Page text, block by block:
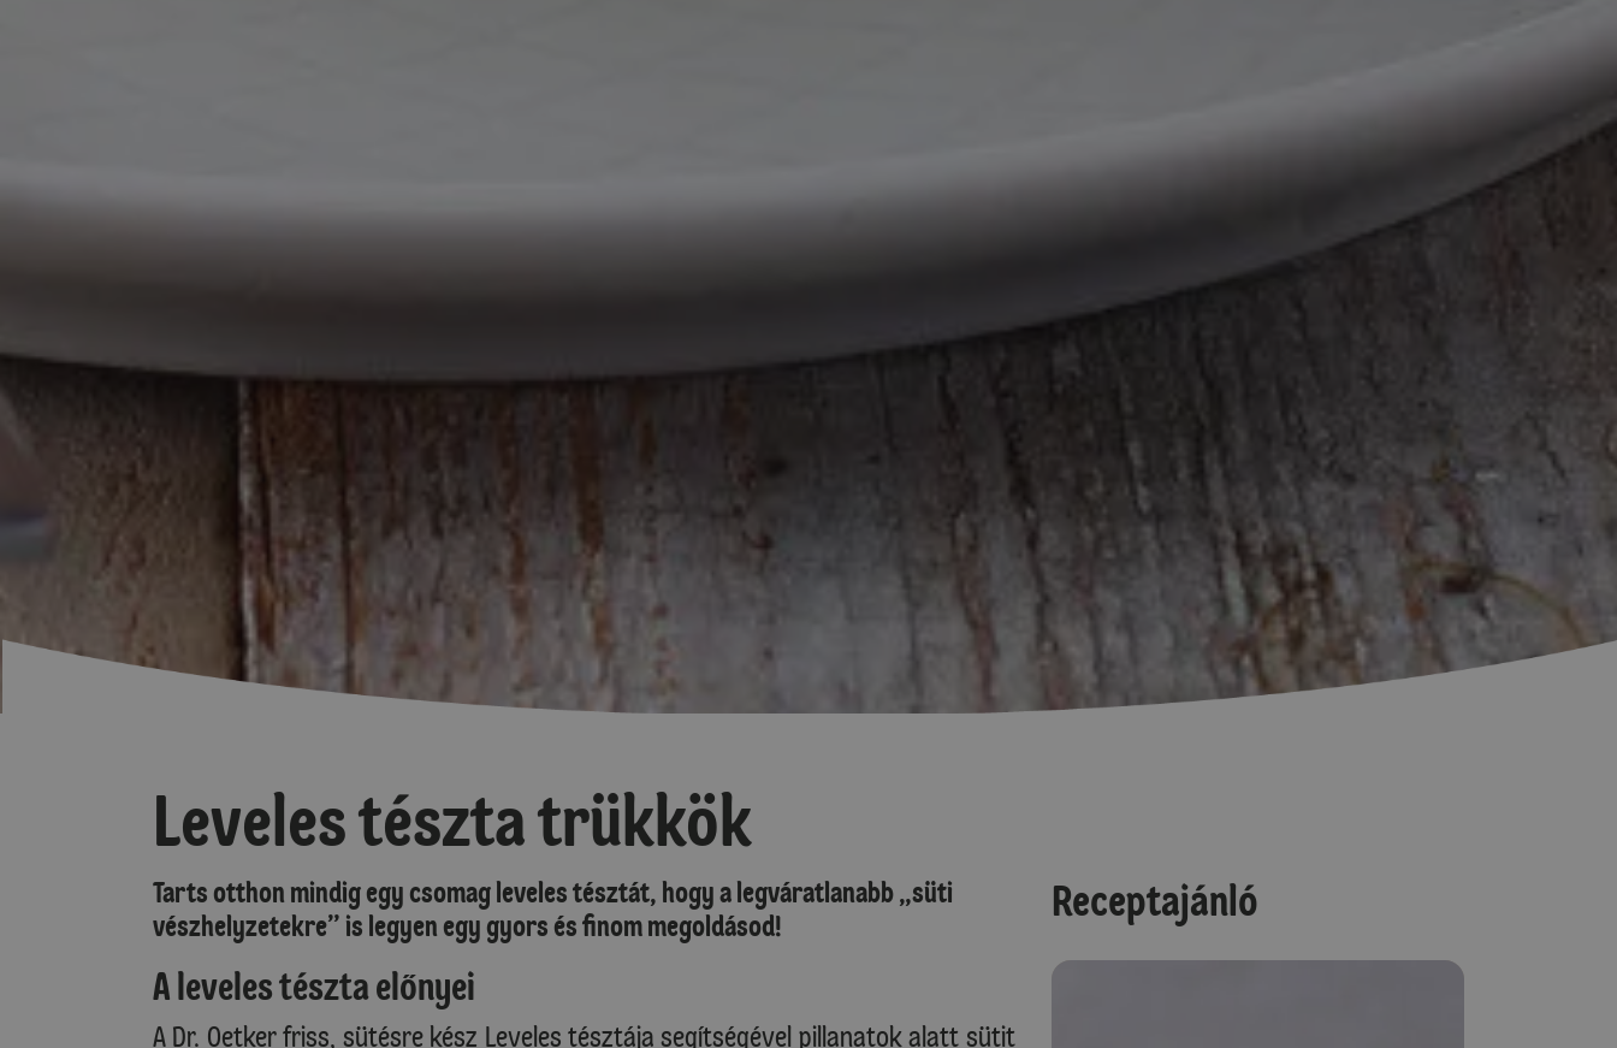
Leveles tészta trükkök
Tarts otthon mindig egy csomag leveles tésztát, hogy a legváratlanabb „süti
vészhelyzetekre” is legyen egy gyors és finom megoldásod!
A leveles tészta előnyei
A Dr. Oetker friss, sütésre kész Leveles tésztája segítségével pillanatok alatt sütit
Receptajánló